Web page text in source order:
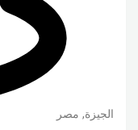
الجيزة, مصر